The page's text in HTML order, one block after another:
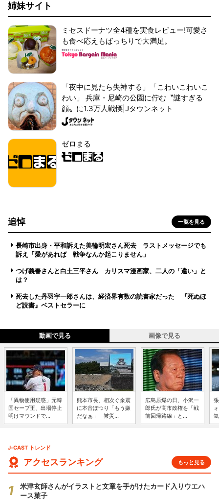
姉妹サイト
ミセスドーナツ全4種を実食レビュー!可愛さ
も食べ応えもばっちりで大満足。
「夜中に見たら失神する」「こわいこわいこ
わい」 兵庫・尼崎の公園に佇む〝謎すぎる
顔〟に1.3万人戦慄|Jタウンネット
ゼロまる
追悼 一覧を見る
長崎市出身・平和訴えた美輪明宏さん死去 ラストメッセージでも
訴え「愛があれば 戦争なんか起こりません」
つげ義春さんと白土三平さん カリスマ漫画家、二人の「違い」と
は？
死去した丹羽宇一郎さんは、経済界有数の読書家だった 『死ぬほ
ど読書』ベストセラーに
動画で見る 画像で見る
「異物使用疑惑」元韓
国セーブ王、出場停止
明けマウンドで...
熊本市長、相次ぐ余震
に本音ぽつり「もう嫌
だなぁ」 被災...
広島原爆の日、小沢一
郎氏が高市政権を「戦
前回帰路線」と...
J-CAST トレンド
アクセスランキング もっと見る
米津玄師さんがイラストと文章を手がけたカード入りウエハ
ース菓子